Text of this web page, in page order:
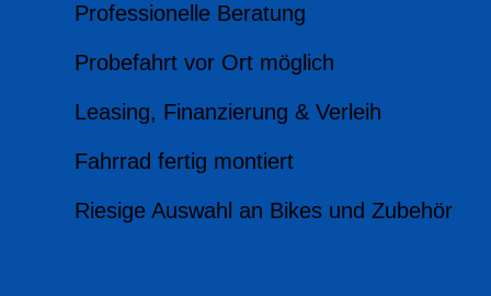
Professionelle Beratung
Probefahrt vor Ort möglich
Leasing, Finanzierung & Verleih
Fahrrad fertig montiert
Riesige Auswahl an Bikes und Zubehör